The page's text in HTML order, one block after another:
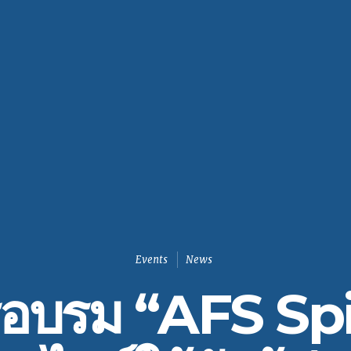
Events News
บรม “AFS